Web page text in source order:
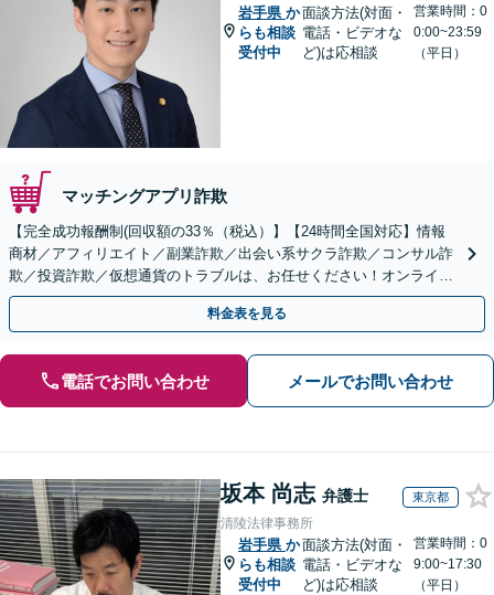
岩手県 か
らも相談
受付中
面談方法(対面・
電話・ビデオな
ど)は応相談
営業時間：0
0:00~23:59
（平日）
マッチングアプリ詐欺
【完全成功報酬制(回収額の33％（税込）】【24時間全国対応】情報
商材／アフィリエイト／副業詐欺／出会い系サクラ詐欺／コンサル詐
欺／投資詐欺／仮想通貨のトラブルは、お任せください！オンライン
のみで解決も可能！
料金表を見る
電話でお問い合わせ メールでお問い合わせ
坂本 尚志 弁護士 東京都
清陵法律事務所
岩手県 か
らも相談
受付中
面談方法(対面・
電話・ビデオな
ど)は応相談
営業時間：0
9:00~17:30
（平日）